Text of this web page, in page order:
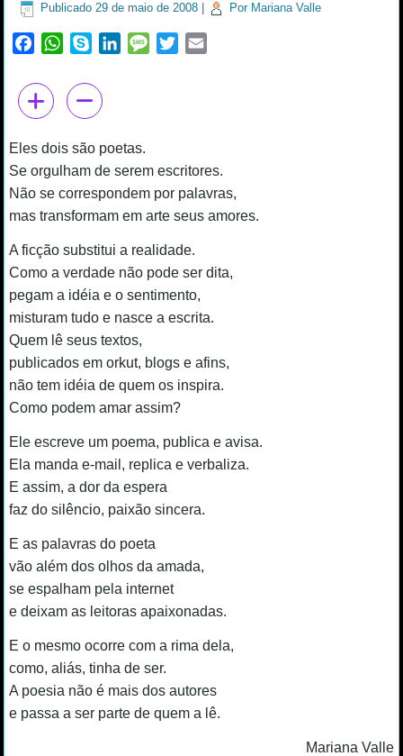
Publicado 29 de maio de 2008 Por Mariana Valle
FacebookWhatsApp
Skype LinkedInMessage
Twitter
Eles dois são poetas.
Se orgulham de serem escritores.
Não se correspondem por palavras,
mas transformam em arte seus amores.
A ficção substitui a realidade.
Como a verdade não pode ser dita,
pegam a idéia e o sentimento,
misturam tudo e nasce a escrita.
Quem lê seus textos,
publicados em orkut, blogs e afins,
não tem idéia de quem os inspira.
Como podem amar assim?
Ele escreve um poema, publica e avisa.
Ela manda e-mail, replica e verbaliza.
E assim, a dor da espera
faz do silêncio, paixão sincera.
E as palavras do poeta
vão além dos olhos da amada,
se espalham pela internet
e deixam as leitoras apaixonadas.
E o mesmo ocorre com a rima dela,
como, aliás, tinha de ser.
A poesia não é mais dos autores
e passa a ser parte de quem a lê.
Mariana Valle